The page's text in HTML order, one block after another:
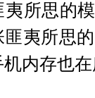
夷所思的
匪夷所思
内存也